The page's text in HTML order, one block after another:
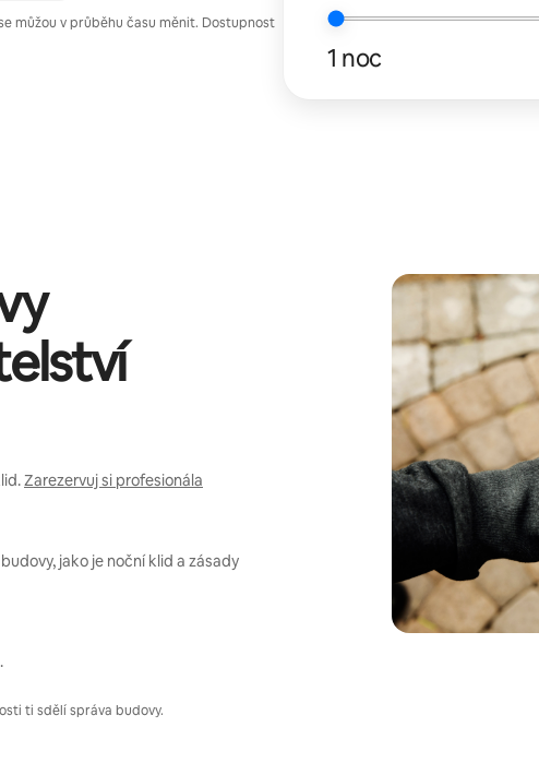
můžou v průběhu času měnit. Dostupnost
1 noc
Zarezervuj si profesionála
jako je noční klid a zásady
ti sdělí správa budovy.